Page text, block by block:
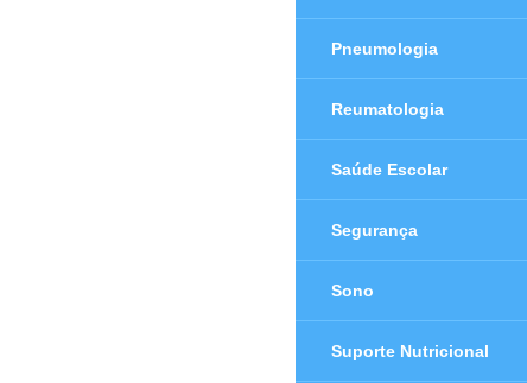
Pneumologia
Reumatologia
Saúde Escolar
Segurança
Sono
Suporte Nutricional